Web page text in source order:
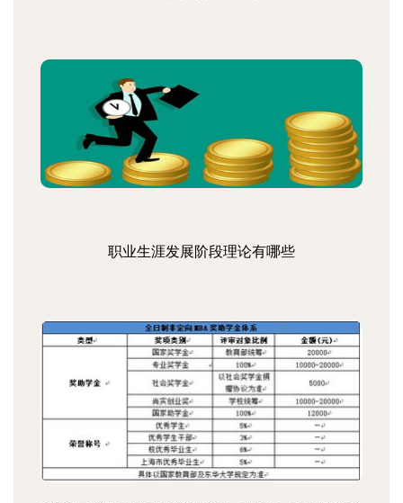
职业生涯发展阶段理论有哪些